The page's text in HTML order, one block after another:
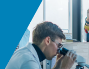
Спорт-норма жизни
Попечительский совет